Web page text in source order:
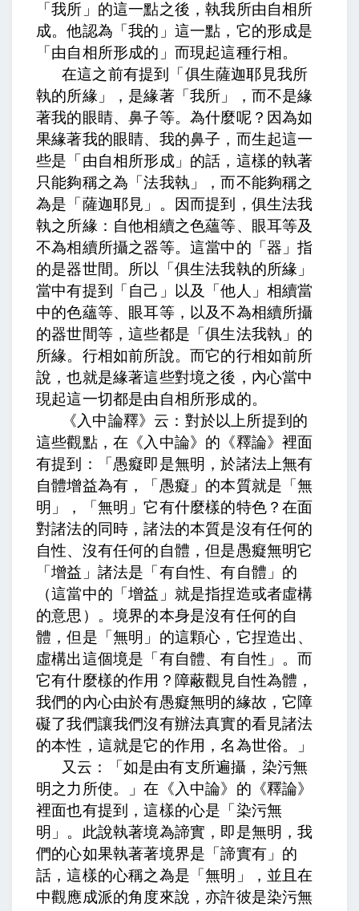
「我所」的這一點之後，執我所由自相所
成。他認為「我的」這一點，它的形成是
「由自相所形成的」而現起這種行相。
在這之前有提到「俱生薩迦耶見我所
執的所緣」，是緣著「我所」，而不是緣
著我的眼睛、鼻子等。為什麼呢？因為如
果緣著我的眼睛、我的鼻子，而生起這一
些是「由自相所形成」的話，這樣的執著
只能夠稱之為「法我執」，而不能夠稱之
為是「薩迦耶見」。因而提到， 俱生法我
執之所緣：自他相續之色蘊等、眼耳等及
不為相續所攝之器等。 這當中的「器」指
的是器世間。所以「俱生法我執的所緣」
當中有提到「自己」以及「他人」相續當
中的色蘊等、眼耳等，以及不為相續所攝
的器世間等，這些都是「俱生法我執」的
所緣。 行相如前所說。而它的行相如前所
說，也就是緣著這些對境之後，內心當中
現起這一切都是由自相所形成的。
《入中論釋》云： 對於以上所提到的
這些觀點，在《入中論》的《釋論》裡面
有提到：
「愚癡即是無明，於諸法上無有
自體增益為有，「 愚癡」的本質就是「無
明」，「無明」它有什麼樣的特色？在面
對諸法的同時，諸法的本質是沒有任何的
自性、沒有任何的自體，但是愚癡無明它
「增益」諸法是「有自性、有自體」的
（這當中的「增益」就是指捏造或者虛構
的意思）。境界的本身是沒有任何的自
體，但是「無明」的這顆心，它捏造出、
虛構出這個境是「有自體、有自性」。而
它有什麼樣的作用？ 障蔽觀見自性為體，
我們的內心由於有愚癡無明的緣故，它障
礙了我們讓我們沒有辦法真實的看見諸法
的本性，這就是它的作用，名為世俗。」
又云：「如是由有支所遍攝，染污無
明之力所使。」在《入中論》的《釋論》
裡面也有提到，這樣的心是「染污無
明」。 此說執著境為諦實，即是無明，我
們的心如果執著著境界是「諦實有」的
話，這樣的心稱之為是「無明」，並且在
中觀應成派的角度來說，亦許彼是染污無